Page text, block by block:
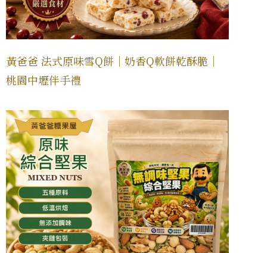
黃爸爸 法式原味雪Q餅｜奶香Q軟餅乾酥脆｜
桃園中壢伴手禮